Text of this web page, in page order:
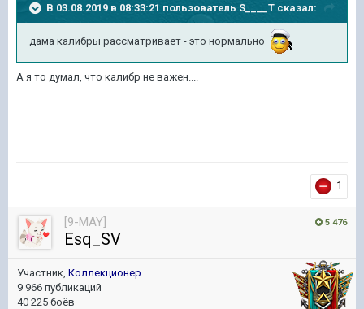
В 03.08.2019 в 08:33:21 пользователь S____T сказал:
дама калибры рассматривает - это нормально
А я то думал, что калибр не важен....
1
5 476
[9-MAY]
Esq_SV
Участник, Коллекционер
9 966 публикаций
40 225 боёв